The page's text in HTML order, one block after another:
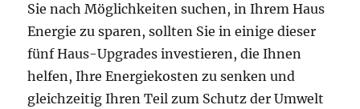
Sie nach Möglichkeiten suchen, in Ihrem Haus
Energie zu sparen, sollten Sie in einige dieser
fünf Haus-Upgrades investieren, die Ihnen
helfen, Ihre Energiekosten zu senken und
gleichzeitig Ihren Teil zum Schutz der Umwelt